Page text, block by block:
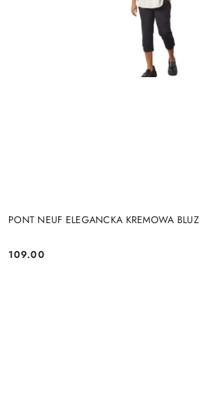
PONT NEUF ELEGANCKA KREMOWA
Cena:
109.00